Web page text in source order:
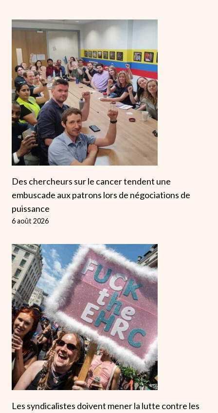
Des chercheurs sur le cancer tendent une
embuscade aux patrons lors de négociations de
puissance
6 août 2026
Les syndicalistes doivent mener la lutte contre les